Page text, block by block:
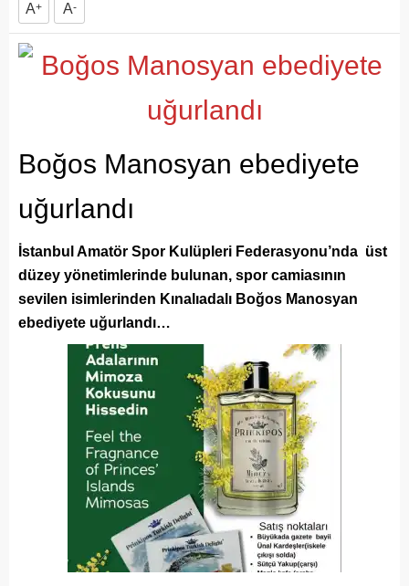
A+ A-
Boğos Manosyan ebediyete
uğurlandı
İstanbul Amatör Spor Kulüpleri Federasyonu’nda üst
düzey yönetimlerinde bulunan, spor camiasının
sevilen isimlerinden Kınalıadalı Boğos Manosyan
ebediyete uğurlandı…